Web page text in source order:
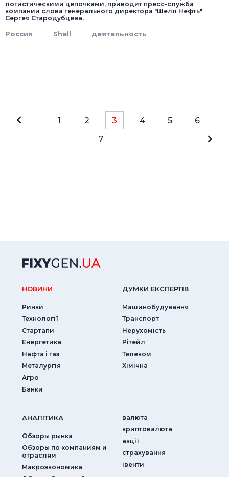
логистическими цепочками, приводит пресс-служба
компании слова генерального директора "Шелл Нефть"
Сергея Стародубцева.
Россия Shell деятельность
1 2 3 4 5
6
7
НОВИНИ
Ринки
Технології
Стартапи
Енергетика
Нафта і газ
Металургія
Агро
Банки
ДУМКИ ЕКСПЕРТIВ
Машинобудування
Транспорт
Нерухомість
Рітейл
Телеком
Хімічна
АНАЛIТИКА
Обзоры рынка
Обзоры по компаниям и
отраслям
Макроэкономика
валюта
криптовалюта
акції
страхування
iвенти